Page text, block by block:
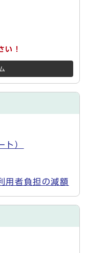
い！
ト）
用者負担の減額